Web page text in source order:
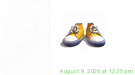
August 9, 2026 at 12:23 pm